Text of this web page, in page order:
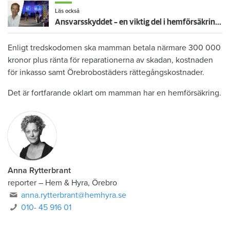
Läs också
Ansvarsskyddet – en viktig del i hemförsäkringen
Enligt tredskodomen ska mamman betala närmare 300 000
kronor plus ränta för reparationerna av skadan, kostnaden
för inkasso samt Örebrobostäders rättegångskostnader.
Det är fortfarande oklart om mamman har en hemförsäkring.
Anna Rytterbrant
reporter – Hem & Hyra, Örebro
anna.rytterbrant@hemhyra.se
010- 45 916 01